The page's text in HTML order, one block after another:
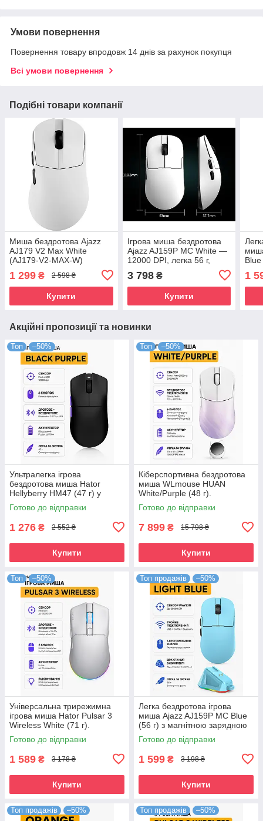
Умови повернення
Повернення товару впродовж 14 днів за рахунок покупця
Всі умови повернення
Подібні товари компанії
Миша бездротова Ajazz
AJ179 V2 Max White
(AJ179-V2-MAX-W)
1 299 ₴ 2 598 ₴
Купити
Ігрова миша бездротова
Ajazz AJ159P MC White —
12000 DPI, легка 56 г,
3 798₴
Купити
Blue
1
Акційні пропозиції та новинки
Топ –50%
Ультралегка ігрова
бездротова миша Hator
Hellyberry HM47 (47 г) у
чорно-фіолетовому кольорі.
Сенсор PixArt 3311 12000
Готово до відправки
1 276 ₴ 2 552 ₴
Купити
Топ –50%
Кіберспортивна бездротова
миша WLmouse HUAN
White/Purple (48 г).
Сплошний магнієвий корпус,
сенсор PixArt PAW3950HS
Готово до відправки
7 899 ₴ 15 798 ₴
Купити
Топ –50%
Універсальна трирежимна
ігрова миша Hator Pulsar 3
Wireless White (71 г).
Оптичний сенсор PixArt
PAW3311 12000 DPI
Готово до відправки
1 589 ₴ 3 178 ₴
Купити
Топ продажів –50%
Легка бездротова ігрова
миша Ajazz AJ159P MC Blue
(56 г) з магнітною зарядною
станцією. Сенсор PixArt
PAW3311 12000 DPI,
Готово до відправки
1 599 ₴ 3 198 ₴
Купити
Топ продажів –50% Топ продажів –50%